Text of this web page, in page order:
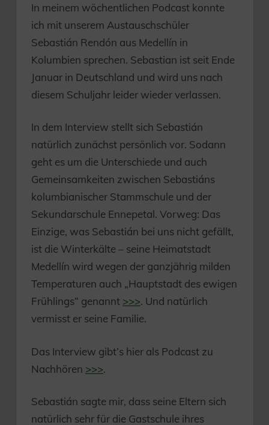
In meinem wöchentlichen Podcast konnte
ich mit unserem Austauschschüler
Sebastián Rendón aus Medellín in
Kolumbien sprechen. Sebastian ist seit Ende
Januar in Deutschland und wird uns nach
diesem Schuljahr leider wieder verlassen.
In dem Interview stellt sich Sebastián
natürlich zunächst persönlich vor. Sodann
geht es um die Unterschiede und auch
Gemeinsamkeiten zwischen Sebastiáns
kolumbianischer Stammschule und der
Sekundarschule Ennepetal. Vorweg: Das
Einzige, was Sebastián bei uns nicht gefällt,
ist die Winterkälte – seine Heimatstadt
Medellín wird wegen der ganzjährig milden
Temperaturen auch „Hauptstadt des ewigen
Frühlings“ genannt >>>. Und natürlich
vermisst er seine Familie.
Das Interview gibt’s hier als Podcast zu
Nachhören >>>.
Sebastián sagte mir, dass seine Eltern sich
natürlich sehr für die Gastschule ihres